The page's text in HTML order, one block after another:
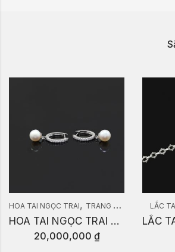
HOA TAI NGỌC TRAI, TRANG SỨC NGỌC TRAI
HOA TAI NGỌC TRAI B353.19
20,000,000 ₫
LẮC